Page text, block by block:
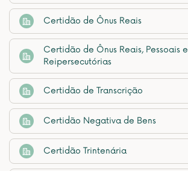
Certidão de Ônus Reais
Certidão de Ônus Reais, Pessoais e
Reipersecutórias
Certidão de Transcrição
Certidão Negativa de Bens
Certidão Trintenária